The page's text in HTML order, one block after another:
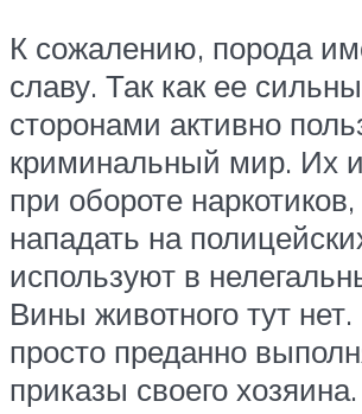
К сожалению, порода
славу. Так как ее
сторонами активно
криминальный мир. Их
при обороте
нападать на
используют в
Вины животного тут
просто преданно
приказы своего хозяина.